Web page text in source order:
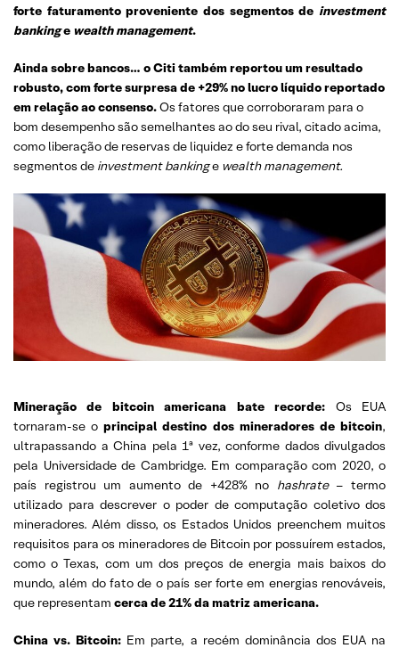
forte faturamento proveniente dos segmentos de investment
bankinge wealth management.
Ainda sobre bancos… o Citi também reportou um resultado
robusto, com forte surpresa de +29% no lucro líquido reportado
em relação ao consenso.Os fatores que corroboraram para o
bom desempenho são semelhantes ao do seu rival, citado acima,
como liberação de reservas de liquidez e forte demanda nos
segmentos de investment bankinge wealth management.
Mineração de bitcoin americana bate recorde: Os EUA
tornaram-se o principal destino dos mineradores de bitcoin,
ultrapassando a China pela 1ª vez, conforme dados divulgados
pela Universidade de Cambridge. Em comparação com 2020, o
país registrou um aumento de +428% no hashrate– termo
utilizado para descrever o poder de computação coletivo dos
mineradores. Além disso, os Estados Unidos preenchem muitos
requisitos para os mineradores de Bitcoin por possuírem estados,
como o Texas, com um dos preços de energia mais baixos do
mundo, além do fato de o país ser forte em energias renováveis,
que representam cerca de 21% da matriz americana.
China vs. Bitcoin: Em parte, a recém dominância dos EUA na